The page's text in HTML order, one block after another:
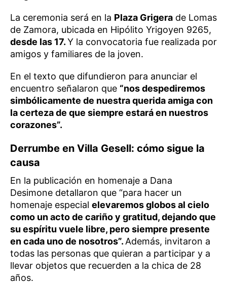
La ceremonia será en la Plaza Grigera de Lomas
de Zamora, ubicada en Hipólito Yrigoyen 9265,
desde las 17.Y la convocatoria fue realizada por
amigos y familiares de la joven.
En el texto que difundieron para anunciar el
encuentro señalaron que “nos despediremos
simbólicamente de nuestra querida amiga con
la certeza de que siempre estará en nuestros
corazones”.
Derrumbe en Villa Gesell: cómo sigue la
causa
En la publicación en homenaje a Dana
Desimone detallaron que “para hacer un
homenaje especial elevaremos globos al cielo
como un acto de cariño y gratitud, dejando que
su espíritu vuele libre, pero siempre presente
en cada uno de nosotros”. Además, invitaron a
todas las personas que quieran a participar y a
llevar objetos que recuerden a la chica de 28
años.